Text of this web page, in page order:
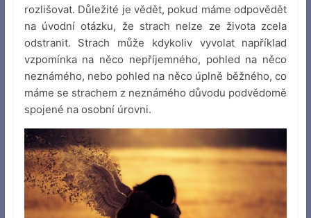
rozlišovat. Důležité je vědět, pokud máme odpovědět
na úvodní otázku, že strach nelze ze života zcela
odstranit. Strach může kdykoliv vyvolat například
vzpomínka na něco nepříjemného, pohled na něco
neznámého, nebo pohled na něco úplně běžného, co
máme se strachem z neznámého důvodu podvědomě
spojené na osobní úrovni.